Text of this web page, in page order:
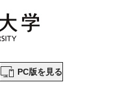
PC版を見る